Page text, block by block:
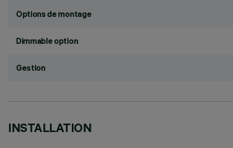
Options de montage
Dimmable option
Gestion
INSTALLATION